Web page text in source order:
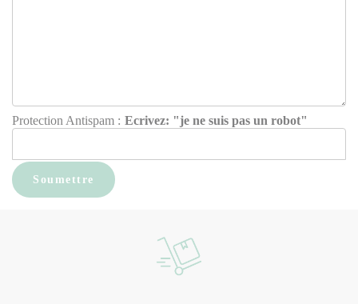
Protection Antispam : Ecrivez: "je ne suis pas un robot"